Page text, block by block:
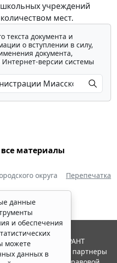
учреждений
мест.
текста документа и
о вступлении в силу,
документа,
Интернет-версии системы
материалы
округа
Перепечатка
данные
и обеспечения
можете
данных в
2026. Система ГАРАНТ
"Гарант" и ее партнеры